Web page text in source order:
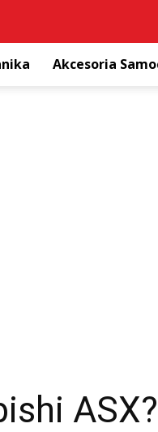
Akcesoria
ASX?